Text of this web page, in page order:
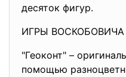
десяток фигур.
ИГРЫ ВОСКОБОВИЧА
"Геоконт" –
помощью